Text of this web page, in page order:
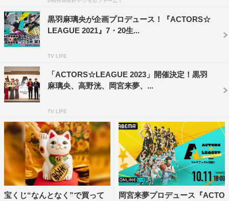
黒羽麻璃央が企画プロデュース！『ACTORS☆
LEAGUE 2021』7・20生...
TV LIFE
「ACTORS☆LEAGUE 2023」開催決定！黒羽
麻璃央、高野洸、岡宮来夢、...
TV LIFE
宝くじ“なんとなく”で買って
岡宮来夢プロデュース『ACTO